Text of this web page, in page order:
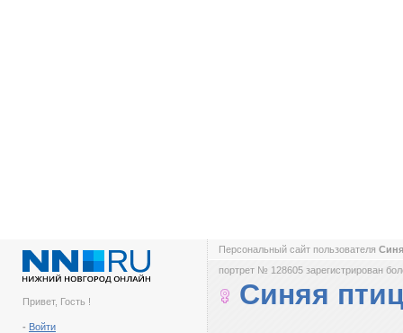
Привет, Гость !
- Войти
Персональный сайт пользователя
портрет № 128605 зарегистрирован
Синяя